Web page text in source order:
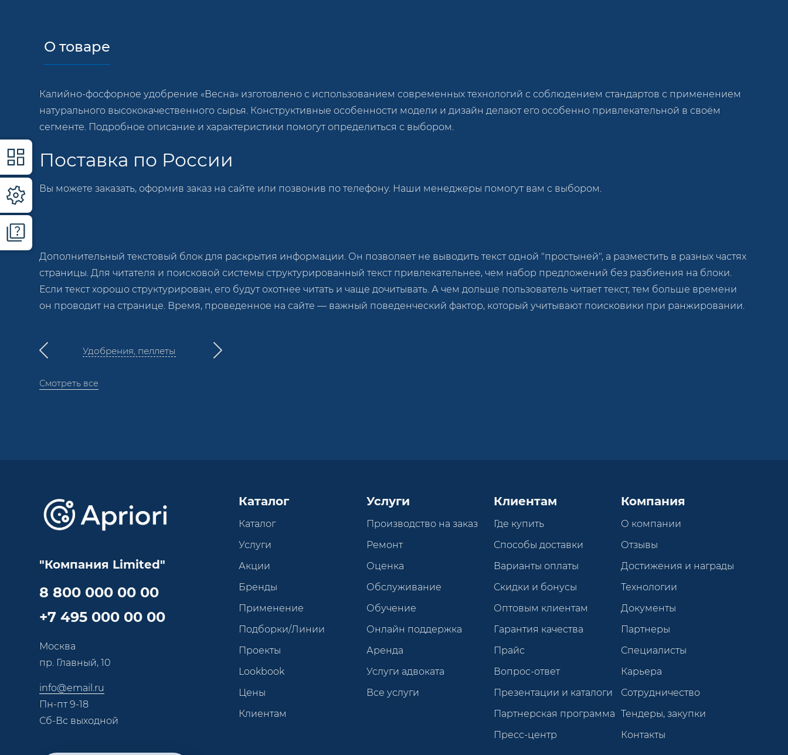
О товаре
Калийно-фосфорное удобрение «Весна» изготовлено с использованием современных технологий с соблюдением стандартов с применением
натурального высококачественного сырья. Конструктивные особенности модели и дизайн делают его особенно привлекательной в своём
сегменте. Подробное описание и характеристики помогут определиться с выбором.
Поставка по России
Вы можете заказать, оформив заказ на сайте или позвонив по телефону. Наши менеджеры помогут вам с выбором.
Дополнительный текстовый блок для раскрытия информации. Он позволяет не выводить текст одной "простыней", а разместить в разных частях
страницы. Для читателя и поисковой системы структурированный текст привлекательнее, чем набор предложений без разбиения на блоки.
Если текст хорошо структурирован, его будут охотнее читать и чаще дочитывать. А чем дольше пользователь читает текст, тем больше времени
он проводит на странице. Время, проведенное на сайте — важный поведенческий фактор, который учитывают поисковики при ранжировании.
Удобрения, пеллеты
Смотреть все
"Компания Limited"
8 800 000 00 00
+7 495 000 00 00
Москва
пр. Главный, 10
info@email.ru
Пн-пт 9-18
Сб-Вс выходной
Каталог
Каталог
Услуги
Акции
Бренды
Применение
Подборки/Линии
Проекты
Lookbook
Цены
Клиентам
Услуги
Производство на заказ
Ремонт
Оценка
Обслуживание
Обучение
Онлайн поддержка
Аренда
Услуги адвоката
Все услуги
Клиентам
Где купить
Способы доставки
Варианты оплаты
Скидки и бонусы
Оптовым клиентам
Гарантия качества
Прайс
Вопрос-ответ
Презентации и каталоги
Партнерская программа
Пресс-центр
Компания
О компании
Отзывы
Достижения и награды
Технологии
Документы
Партнеры
Специалисты
Карьера
Сотрудничество
Тендеры, закупки
Контакты